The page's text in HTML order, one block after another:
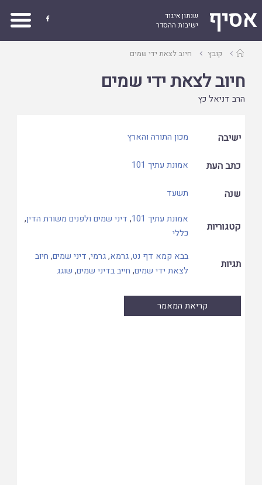
אסיף
שנתון איגוד
ישיבות ההסדר

עמודקובץ חיוב לצאת ידי שמים
חיוב לצאת ידי שמים
הרב דניאל כץ
ישיבה מכון התורה והארץ
כתב העת אמונת עתיך 101
שנה תשעד
קטגוריות
אמונת עתיך 101 , דיני שמים ולפנים משורת הדין,
כללי
תגיות
בבא קמא דף נט,גרמא,גרמי, דיני שמים, חיוב
לצאת ידי שמים, חייב בדיני שמים, שוגג
קריאת המאמר